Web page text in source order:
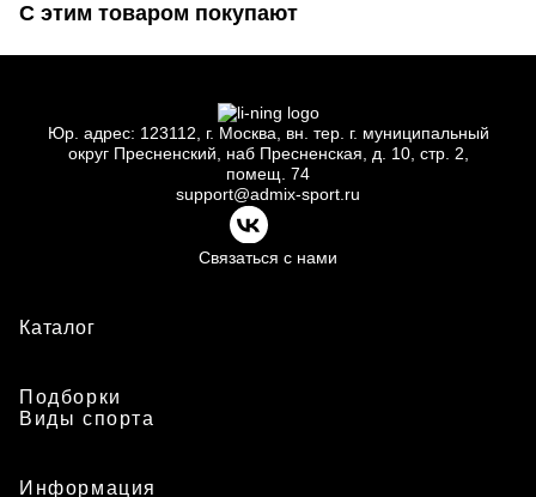
С этим товаром покупают
Юр. адрес: 123112, г. Москва, вн. тер. г. муниципальный
округ Пресненский, наб Пресненская, д.
10, стр. 2,
помещ. 74
support@admix-sport.ru
Связаться с нами
Каталог
Подборки
Виды спорта
Информация